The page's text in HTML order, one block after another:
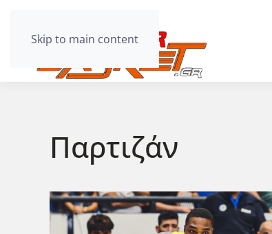
Skip to main content
Παρτιζάν